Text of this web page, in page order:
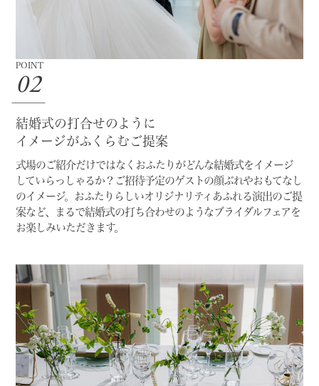
POINT
02
結婚式の打合せのように
イメージがふくらむご提案
式場のご紹介だけではなく おふたりがどんな結婚式をイメージ
していらっしゃるか？ ご招待予定のゲストの顔ぶれやおもてなし
のイメージ。 おふたりらしいオリジナリティあふれる演出のご提
案など、
まるで結婚式の打ち合わせのようなブライダルフェアを
お楽しみいただきます。